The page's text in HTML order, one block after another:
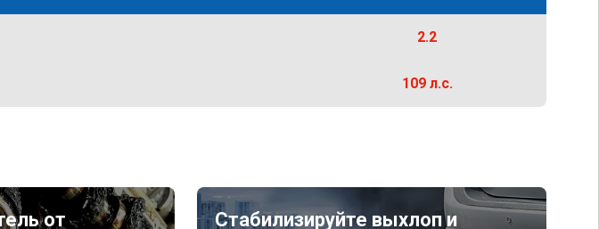
2.2
109 л.с.
от
Стабилизируйте выхлоп и